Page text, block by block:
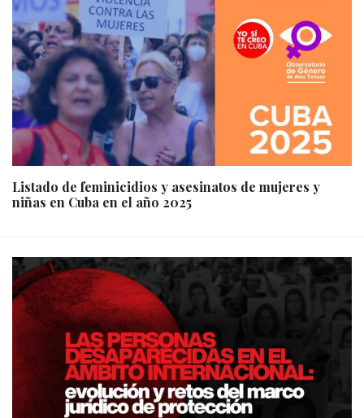
Listado de feminicidios y asesinatos de mujeres y
niñas en Cuba en el año 2025